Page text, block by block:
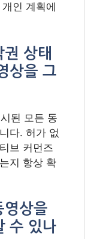
개인 계획에
상태
상을 그
된 모든 동
다. 허가 없
브 커먼즈
지 항상 확
영상을
수 있나